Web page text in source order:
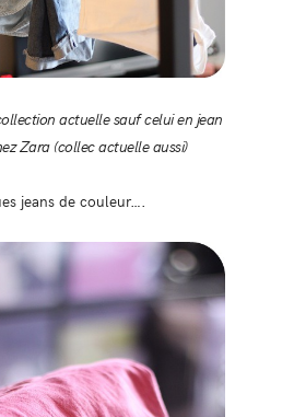
actuelle sauf celui en jean
Zara (collec actuelle aussi)
jeans de couleur….